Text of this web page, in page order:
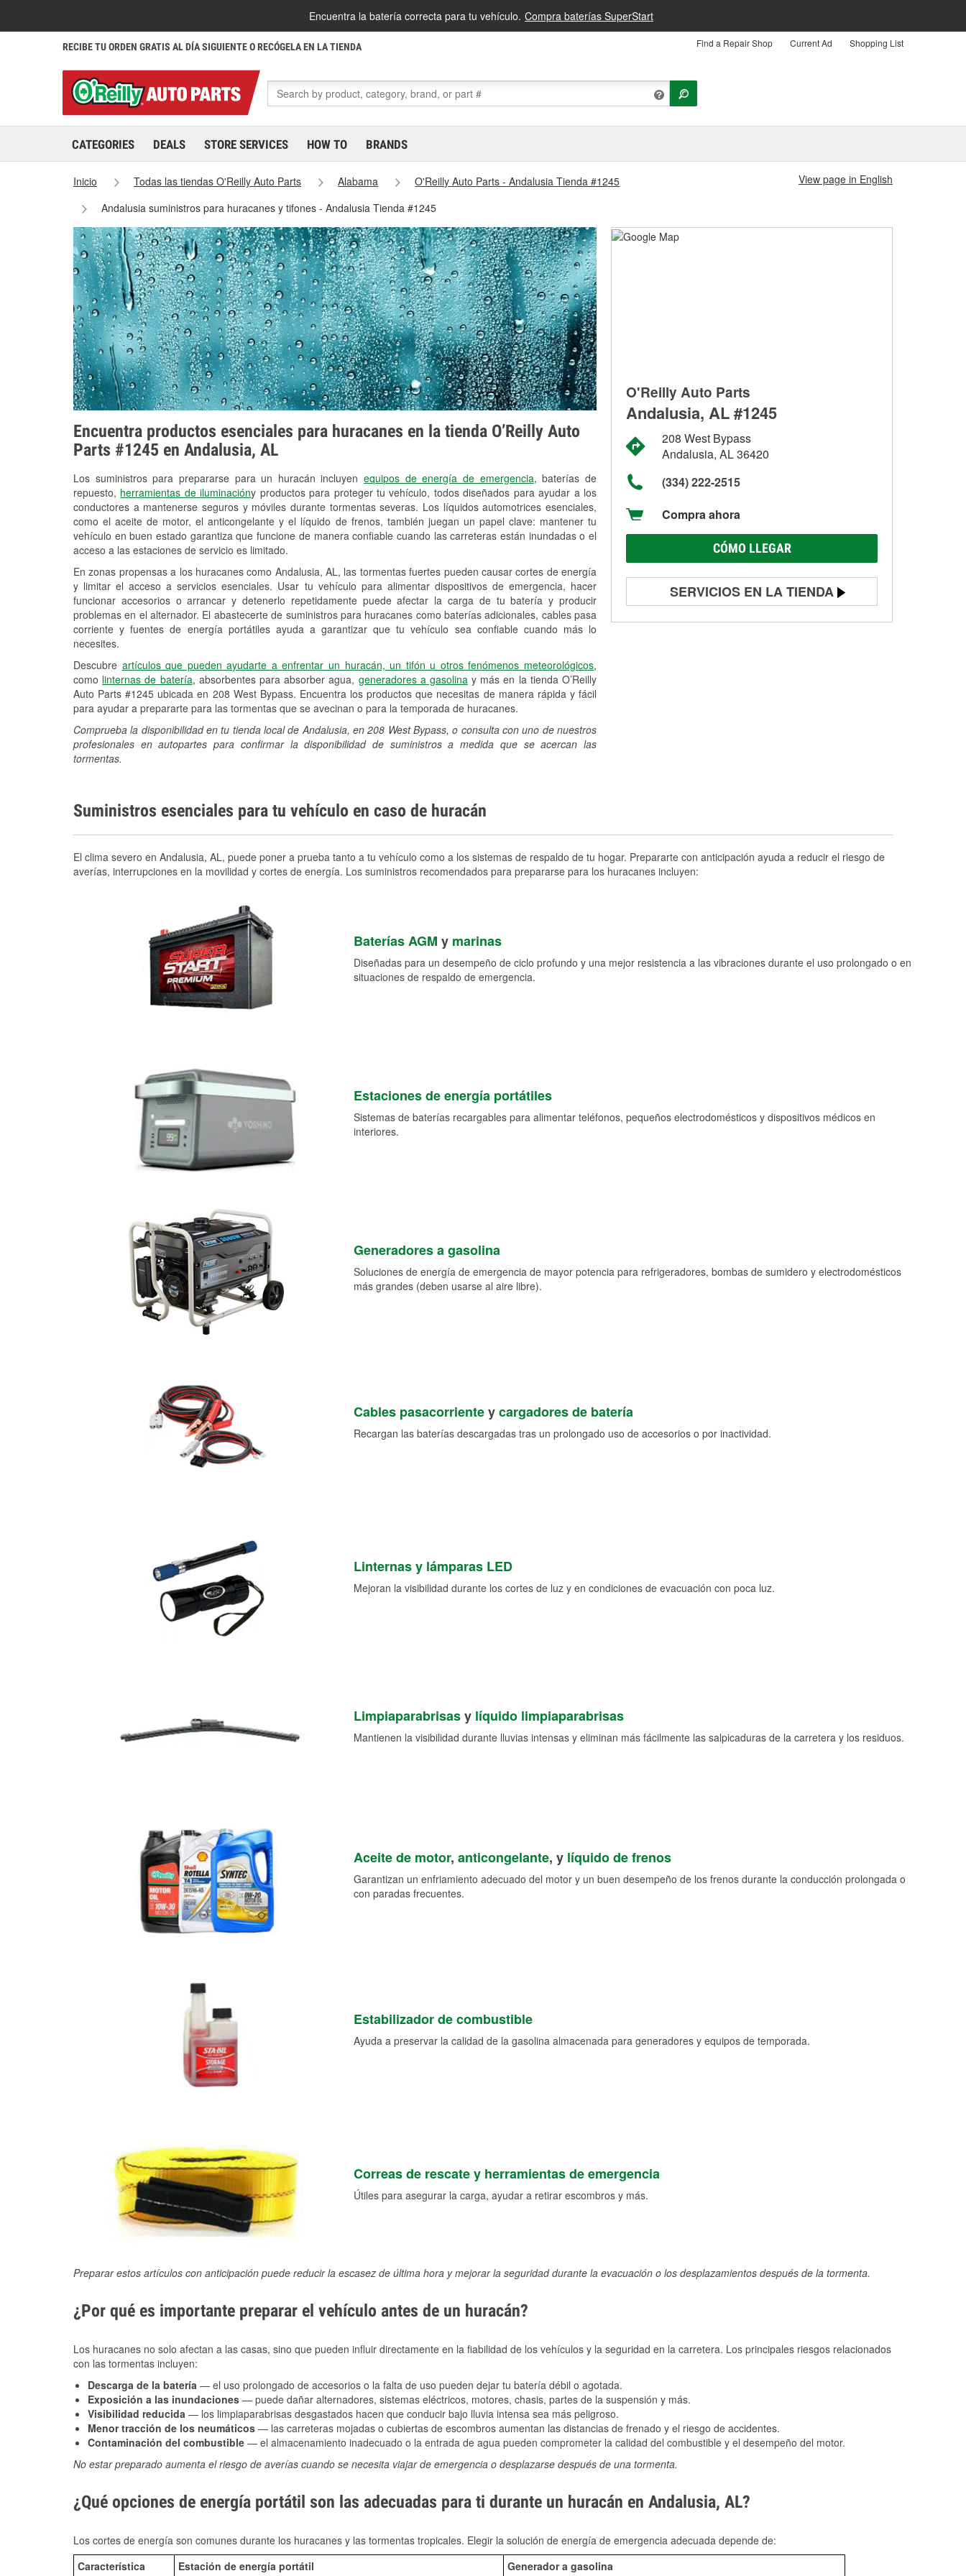
Encuentra la batería correcta para tu vehículo. Compra baterías SuperStart
RECIBE TU ORDEN GRATIS AL DÍA SIGUIENTE O RECÓGELA EN LA TIENDA Find a Repair Shop Current Ad Shopping List
CATEGORIES DEALS STORE SERVICES HOW TO BRANDS
Inicio Todas las tiendas O'Reilly Auto Parts Alabama
O'Reilly Auto Parts - Andalusia Tienda #1245
Andalusia suministros para huracanes y tifones - Andalusia Tienda #1245
View page in English
Encuentra productos esenciales para huracanes en la tienda O’Reilly Auto
Parts #1245 en Andalusia, AL
Los suministros para prepararse para un huracán incluyenequipos de energía de emergencia, baterías de
repuesto, herramientas de iluminacióny productos para proteger tu vehículo, todos diseñados para ayudar a los
conductores a mantenerse seguros y móviles durante tormentas severas. Los líquidos automotrices esenciales,
como el aceite de motor, el anticongelante y el líquido de frenos, también juegan un papel clave: mantener tu
vehículo en buen estado garantiza que funcione de manera confiable cuando las carreteras están inundadas o el
acceso a las estaciones de servicio es limitado.
En zonas propensas a los huracanes como Andalusia, AL, las tormentas fuertes pueden causar cortes de energía
y limitar el acceso a servicios esenciales. Usar tu vehículo para alimentar dispositivos de emergencia, hacer
funcionar accesorios o arrancar y detenerlo repetidamente puede afectar la carga de tu batería y producir
problemas en el alternador. El abastecerte de suministros para huracanes como baterías adicionales, cables pasa
corriente y fuentes de energía portátiles ayuda a garantizar que tu vehículo sea confiable cuando más lo
necesites.
Descubre artículos que pueden ayudarte a enfrentar un huracán, un tifón u otros fenómenos meteorológicos,
como linternas de batería, absorbentes para absorber agua, generadores a gasolinay más en la tienda O’Reilly
Auto Parts #1245 ubicada en 208 West Bypass. Encuentra los productos que necesitas de manera rápida y fácil
para ayudar a prepararte para las tormentas que se avecinan o para la temporada de huracanes.
Comprueba la disponibilidad en tu tienda local de Andalusia, en 208 West Bypass, o consulta con uno de nuestros
profesionales en autopartes para confirmar la disponibilidad de suministros a medida que se acercan las
tormentas.
O'Reilly Auto Parts
Andalusia, AL #1245
208 West Bypass
Andalusia, AL 36420
(334) 222-2515
Compra ahora
CÓMO LLEGAR
SERVICIOS EN LA TIENDA
Prueba de batería
Suministros esenciales para tu vehículo en caso de huracán
El clima severo en Andalusia, AL, puede poner a prueba tanto a tu vehículo como a los sistemas de respaldo de tu hogar. Prepararte con anticipación ayuda a reducir el riesgo de
averías, interrupciones en la movilidad y cortes de energía. Los suministros recomendados para prepararse para los huracanes incluyen:
Baterías AGM y marinas
Diseñadas para un desempeño de ciclo profundo y una mejor resistencia a las vibraciones durante el uso prolongado o en
situaciones de respaldo de emergencia.
Estaciones de energía portátiles
Sistemas de baterías recargables para alimentar teléfonos, pequeños electrodomésticos y dispositivos médicos en
interiores.
Generadores a gasolina
Soluciones de energía de emergencia de mayor potencia para refrigeradores, bombas de sumidero y electrodomésticos
más grandes (deben usarse al aire libre).
Cables pasacorrienteycargadores de batería
Recargan las baterías descargadas tras un prolongado uso de accesorios o por inactividad.
Linternas y lámparas LED
Mejoran la visibilidad durante los cortes de luz y en condiciones de evacuación con poca luz.
Limpiaparabrisasy líquido limpiaparabrisas
Mantienen la visibilidad durante lluvias intensas y eliminan más fácilmente las salpicaduras de la carretera y los residuos.
Aceite de motor, anticongelante, y líquido de frenos
Garantizan un enfriamiento adecuado del motor y un buen desempeño de los frenos durante la conducción prolongada o
con paradas frecuentes.
Estabilizador de combustible
Ayuda a preservar la calidad de la gasolina almacenada para generadores y equipos de temporada.
Correas de rescate y herramientas de emergencia
Útiles para asegurar la carga, ayudar a retirar escombros y más.
Preparar estos artículos con anticipación puede reducir la escasez de última hora y mejorar la seguridad durante la evacuación o los desplazamientos después de la tormenta.
¿Por qué es importante preparar el vehículo antes de un huracán?
Los huracanes no solo afectan a las casas, sino que pueden influir directamente en la fiabilidad de los vehículos y la seguridad en la carretera. Los principales riesgos relacionados
con las tormentas incluyen:
Descarga de la batería — el uso prolongado de accesorios o la falta de uso pueden dejar tu batería débil o agotada.
Exposición a las inundaciones — puede dañar alternadores, sistemas eléctricos, motores, chasis, partes de la suspensión y más.
Visibilidad reducida — los limpiaparabrisas desgastados hacen que conducir bajo lluvia intensa sea más peligroso.
Menor tracción de los neumáticos — las carreteras mojadas o cubiertas de escombros aumentan las distancias de frenado y el riesgo de accidentes.
Contaminación del combustible — el almacenamiento inadecuado o la entrada de agua pueden comprometer la calidad del combustible y el desempeño del motor.
No estar preparado aumenta el riesgo de averías cuando se necesita viajar de emergencia o desplazarse después de una tormenta.
¿Qué opciones de energía portátil son las adecuadas para ti durante un huracán en Andalusia, AL?
Los cortes de energía son comunes durante los huracanes y las tormentas tropicales. Elegir la solución de energía de emergencia adecuada depende de:
Característica
Estación de energía portátil Generador a gasolina